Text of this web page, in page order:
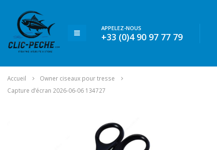
APPELEZ-NOUS
+33 (0)4 90 97 77 79
Accueil
Owner ciseaux pour tresse
Capture d’écran 2026-06-06 134727